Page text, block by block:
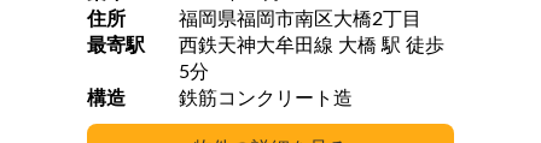
住所
福岡県福岡市南区大橋2丁目
最寄駅
西鉄天神大牟田線 大橋 駅 徒歩
5分
構造
鉄筋コンクリート造